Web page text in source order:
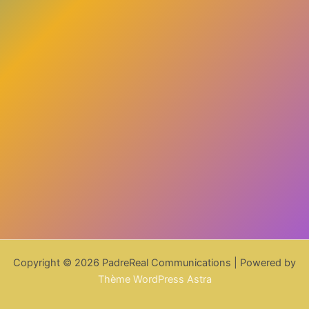
Copyright © 2026 PadreReal Communications | Powered by
Thème WordPress Astra